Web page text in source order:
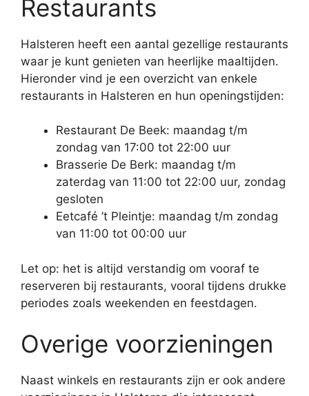
Restaurants
Halsteren heeft een aantal gezellige restaurants
waar je kunt genieten van heerlijke maaltijden.
Hieronder vind je een overzicht van enkele
restaurants in Halsteren en hun openingstijden:
Restaurant De Beek: maandag t/m
zondag van 17:00 tot 22:00 uur
Brasserie De Berk: maandag t/m
zaterdag van 11:00 tot 22:00 uur, zondag
gesloten
Eetcafé ’t Pleintje: maandag t/m zondag
van 11:00 tot 00:00 uur
Let op: het is altijd verstandig om vooraf te
reserveren bij restaurants, vooral tijdens drukke
periodes zoals weekenden en feestdagen.
Overige voorzieningen
Naast winkels en restaurants zijn er ook andere